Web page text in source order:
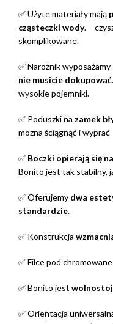
✅ Użyte materiały mają
cząsteczki wody. –
skomplikowane.
✅ Narożnik
nie musicie dokupować
wysokie pojemniki.
✅ Poduszki na zamek
można ściągnąć i wyprać
✅ Boczki opierają się
Bonito jest tak stabilny,
✅ Oferujemy dwa
standardzie.
✅ Konstrukcja
✅ Filce pod
✅ Bonito jest
✅ Orientacja